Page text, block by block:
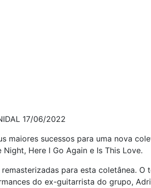
17/06/2022
maiores sucessos para uma nova
Here I Go Again e Is This Love.
para esta coletânea. O
do ex-guitarrista do grupo,